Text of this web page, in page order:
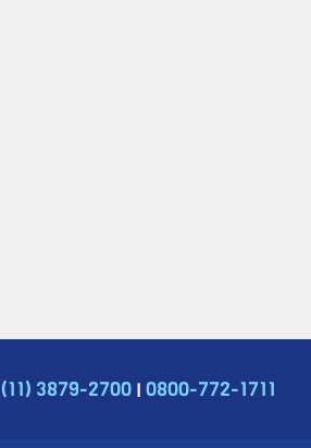
(11) 3879-2700 | 0800-772-1711